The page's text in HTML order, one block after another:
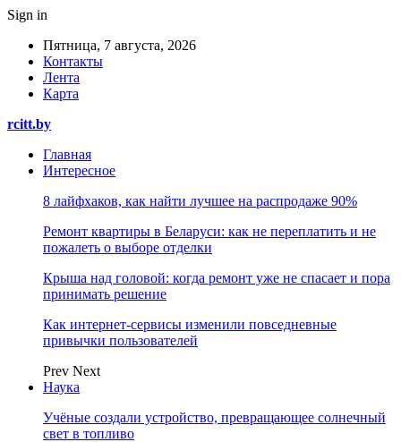
Sign in
Пятница, 7 августа, 2026
Контакты
Лента
Карта
rcitt.by
Главная
Интересное
8 лайфхаков, как найти лучшее на распродаже 90%
Ремонт квартиры в Беларуси: как не переплатить и не
пожалеть о выборе отделки
Крыша над головой: когда ремонт уже не спасает и пора
принимать решение
Как интернет-сервисы изменили повседневные
привычки пользователей
Prev Next
Наука
Учёные создали устройство, превращающее солнечный
свет в топливо